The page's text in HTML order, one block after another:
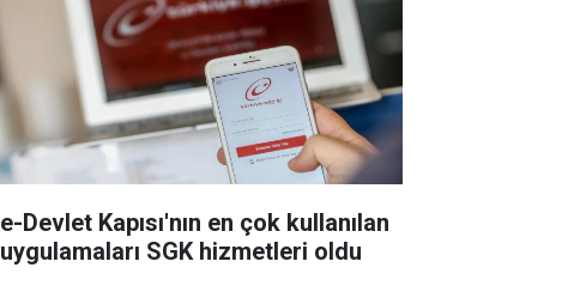
e-Devlet Kapısı'nın en çok kullanılan
uygulamaları SGK hizmetleri oldu